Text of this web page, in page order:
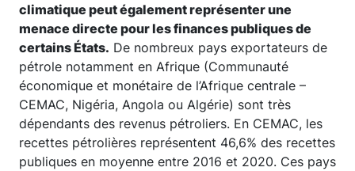
climatique peut également représenter une
menace directe pour les finances publiques de
certains États. De nombreux pays exportateurs de
pétrole notamment en Afrique (Communauté
économique et monétaire de l’Afrique centrale –
CEMAC, Nigéria, Angola ou Algérie) sont très
dépendants des revenus pétroliers. En CEMAC, les
recettes pétrolières représentent 46,6% des recettes
publiques en moyenne entre 2016 et 2020. Ces pays